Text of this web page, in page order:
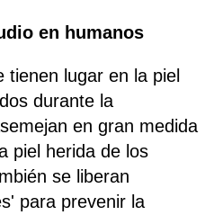
en humanos
tienen lugar en la piel
durante la
en gran medida
piel herida de los
se liberan
para prevenir la